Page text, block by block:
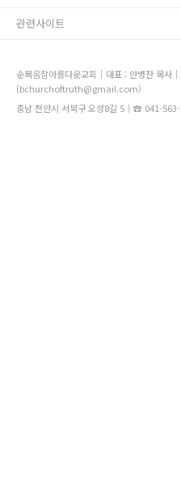
순복음참아름다운교회｜대표 : 안병찬 목사
(bchurchoftruth@gmail.com)
충남 천안시 서북구 오성8길 5｜☎ 041-
관련사이트